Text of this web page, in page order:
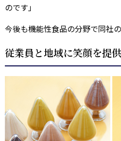
のです」
今後も機能性食品の分野で同社
従業員と地域に笑顔を提